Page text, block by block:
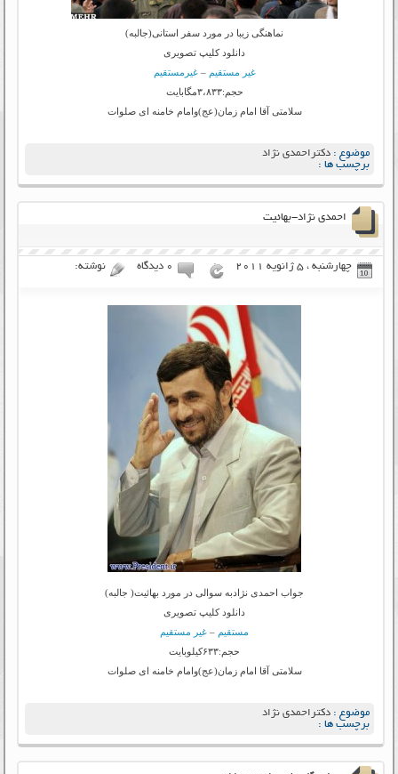
نماهنگی زیبا در مورد سفر استانی(جالبه)
دانلود کلیپ تصویری
غیر مستقیم –غیرمستقیم
حجم:۳،۸۳۳مگابایت
سلامتی آقا امام زمان(عج)وامام خامنه ای صلوات
موضوع :دکتراحمدی نژاد
برچسب ها :
احمدی نژاد-بهائیت
چهارشنبه ، 5 ژانویه 2011 ۰ دیدگاه نوشته:
جواب احمدی نژادبه سوالی در مورد بهائیت( جالبه)
دانلود کلیپ تصویری
مستقیم – غیر مستقیم
حجم:۶۳۳کیلوبایت
سلامتی آقا امام زمان(عج)وامام خامنه ای صلوات
موضوع :دکتراحمدی نژاد
برچسب ها :